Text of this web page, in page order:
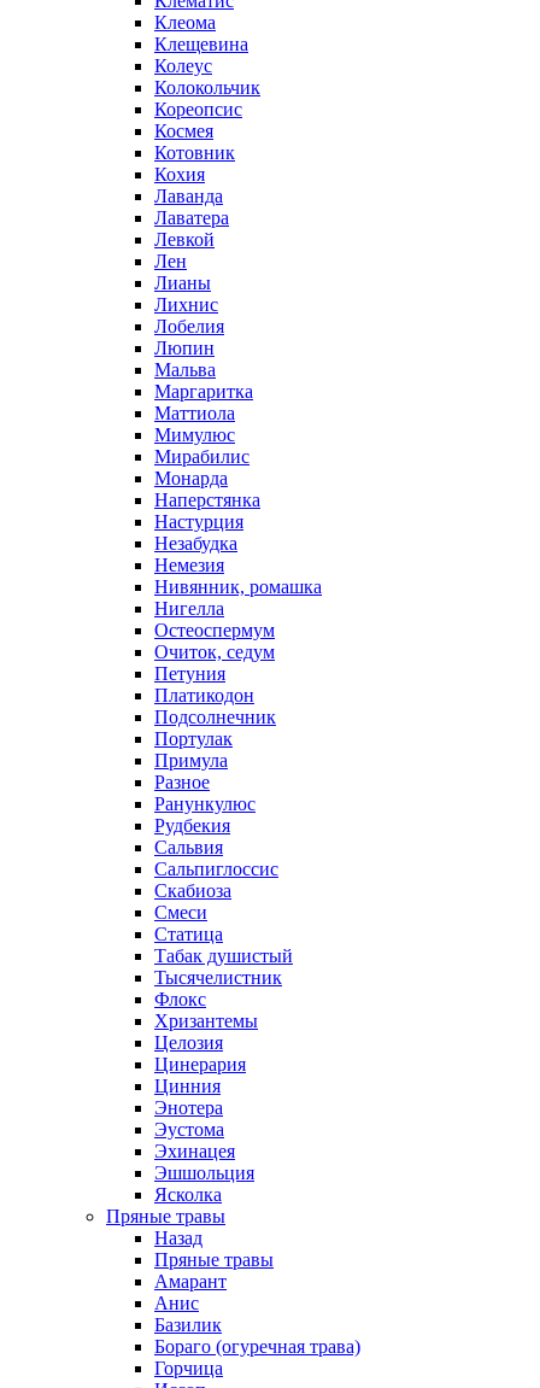
Клеома
Клещевина
Колеус
Колокольчик
Кореопсис
Космея
Котовник
Кохия
Лаванда
Лаватера
Левкой
Лен
Лианы
Лихнис
Лобелия
Люпин
Мальва
Маргаритка
Маттиола
Мимулюс
Мирабилис
Монарда
Наперстянка
Настурция
Незабудка
Немезия
Нивянник, ромашка
Нигелла
Остеоспермум
Очиток, седум
Петуния
Платикодон
Подсолнечник
Портулак
Примула
Разное
Ранункулюс
Рудбекия
Сальвия
Сальпиглоссис
Скабиоза
Смеси
Статица
Табак душистый
Тысячелистник
Флокс
Хризантемы
Целозия
Цинерария
Цинния
Энотера
Эустома
Эхинацея
Эшшольция
Ясколка
Пряные травы
Назад
Пряные травы
Амарант
Анис
Базилик
Бораго (огуречная трава)
Горчица